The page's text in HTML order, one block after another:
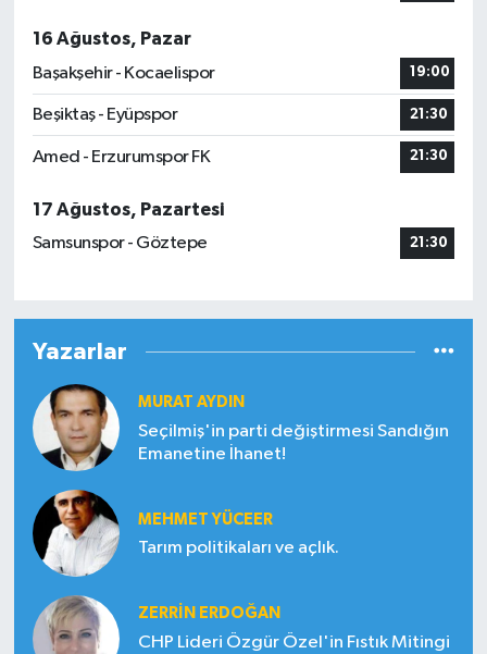
16 Ağustos, Pazar
Başakşehir - Kocaelispor
19:00
Beşiktaş - Eyüpspor 21:30
Amed - Erzurumspor FK 21:30
17 Ağustos, Pazartesi
Samsunspor - Göztepe
21:30
Yazarlar
MURAT AYDIN
Seçilmiş'in parti değiştirmesi Sandığın
Emanetine İhanet!
MEHMET YÜCEER
Tarım politikaları ve açlık.
ZERRIN ERDOĞAN
CHP Lideri Özgür Özel'in Fıstık Mitingi